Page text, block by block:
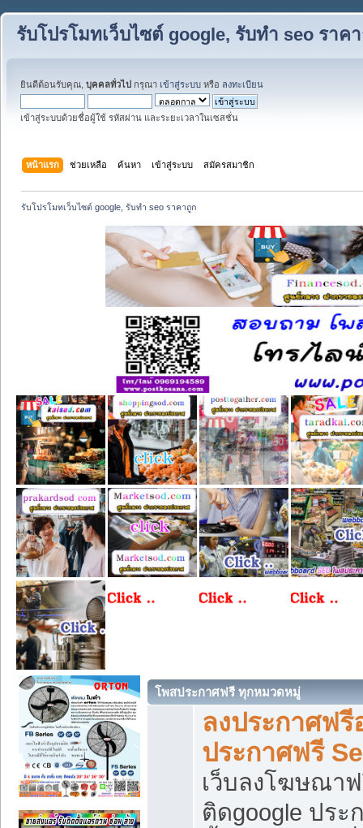
รับโปรโมทเว็บไซต์ google, รับทำ seo ราค
ยินดีต้อนรับคุณ, บุคคลทั่วไป กรุณา เข้าสู่ระบบ หรือ ลงทะเบียน
เข้าสู่ระบบด้วยชื่อผู้ใช้ รหัสผ่าน และระยะเวลาในเซสชั่น
หน้าแรก ช่วยเหลือ ค้นหา เข้าสู่ระบบ สมัครสมาชิก
รับโปรโมทเว็บไซต์ google, รับทำ seo ราคาถูก
โพสประกาศฟรี ทุกหมวดหมู่
ลงประกาศฟ
ประกาศฟรี
เว็บลงโฆษณา
ติดgoogle ปร